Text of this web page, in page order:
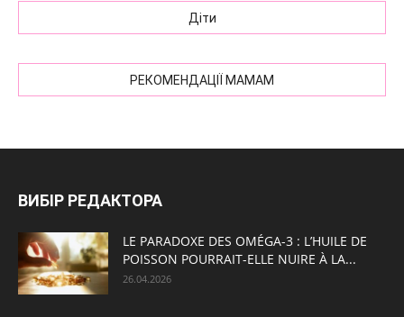
Діти
РЕКОМЕНДАЦІЇ МАМАМ
ВИБІР РЕДАКТОРА
LE PARADOXE DES OMÉGA-3 : L’HUILE DE
POISSON POURRAIT-ELLE NUIRE À LA...
26.04.2026